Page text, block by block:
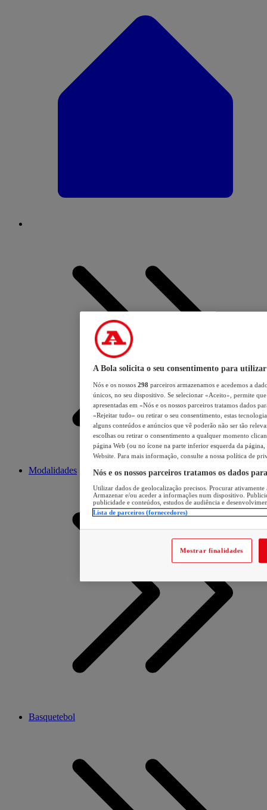
Modalidades
Basquetebol
A Bola solicita o seu consentimento para utilizar
Nós e os nossos 298 parceiros armazenamos e acedemos a
únicos, no seu dispositivo. Se selecionar «Aceito», permite
apresentadas em «Nós e os nossos parceiros tratamos dados
«Rejeitar tudo» ou retirar o seu consentimento, estas
alguns conteúdos e anúncios que vê poderão não ser tão
escolhas ou retirar o consentimento a qualquer momento
página Web (ou no ícone na parte inferior esquerda da página,
Website. Para mais informação, consulte a nossa política de
Nós e os nossos parceiros tratamos os dados
Utilizar dados de geolocalização precisos. Procurar
Armazenar e/ou aceder a informações num dispositivo.
publicidade e conteúdos, estudos de audiência e
Lista de parceiros (fornecedores)
Mostrar finalidades